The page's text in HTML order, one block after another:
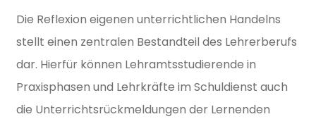
Die Reflexion eigenen unterrichtlichen Handelns
stellt einen zentralen Bestandteil des Lehrerberufs
dar. Hierfür können Lehramtsstudierende in
Praxisphasen und Lehrkräfte im Schuldienst auch
die Unterrichtsrückmeldungen der Lernenden